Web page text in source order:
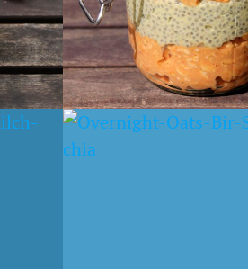
10. JANUAR 2016
VANILLE-KEFIR OATS